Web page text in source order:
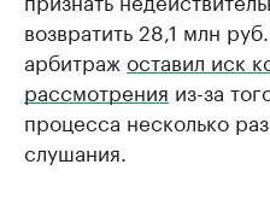
возвратить 28,1 млн
арбитражоставил иск
рассмотрения из-за
процесса несколько
слушания.